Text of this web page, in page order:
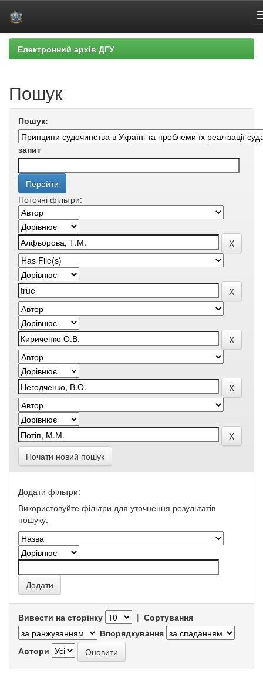
Skip
navigation
Електронний архів ДГУ
Пошук
Пошук:
запит
Поточні фільтри:
Почати новий пошук
Додати фільтри:
Використовуйте фільтри для уточнення результатів
пошуку.
Вивести на сторінку | Сортування
Впорядкування
Автори